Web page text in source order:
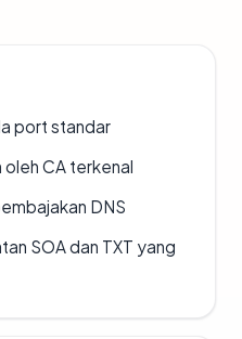
port standar
CA terkenal
DNS
SOA dan TXT yang